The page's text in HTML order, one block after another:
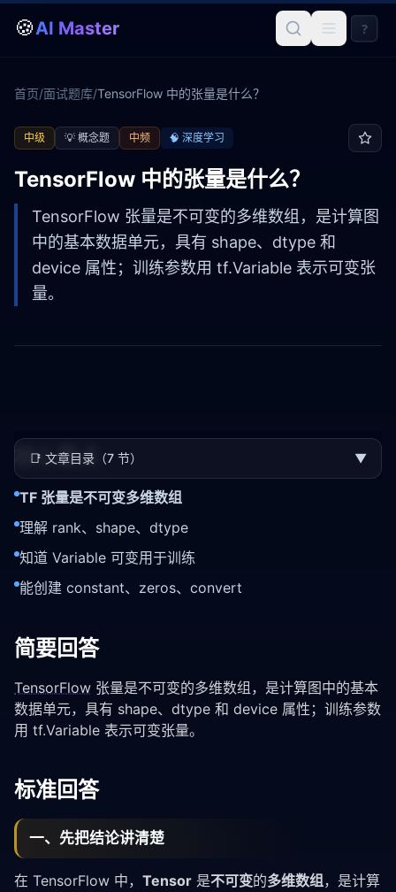
🍪AI Master ?
首页/面试题库/TensorFlow 中的张量是什么？
中级 💡 概念题 中频 🧠 深度学习
TensorFlow 中的张量是什么？
TensorFlow 张量是不可变的多维数组，是计算图
中的基本数据单元，具有 shape、dtype 和
device 属性；训练参数用 tf.Variable 表示可变张
量。
📑 文章目录（7 节） ▼
核心要点
TF 张量是不可变多维数组
理解 rank、shape、dtype
知道 Variable 可变用于训练
能创建 constant、zeros、convert
简要回答
TensorFlow 张量是不可变的多维数组，是计算图中的基本
数据单元，具有 shape、dtype 和 device 属性；训练参数
用 tf.Variable 表示可变张量。
标准回答
一、先把结论讲清楚
在 TensorFlow 中， Tensor 是不可变的多维数组，是计算